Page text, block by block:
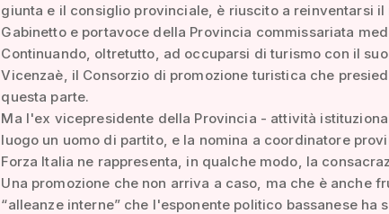
giunta e il consiglio provinciale, è riuscito a reinventarsi il
Gabinetto e portavoce della Provincia commissariata
Continuando, oltretutto, ad occuparsi di turismo con il
Vicenzaè, il Consorzio di promozione turistica che
questa parte.
Ma l'ex vicepresidente della Provincia - attività
luogo un uomo di partito, e la nomina a coordinatore
Forza Italia ne rappresenta, in qualche modo, la
Una promozione che non arriva a caso, ma che è anche
“alleanze interne” che l'esponente politico bassanese ha